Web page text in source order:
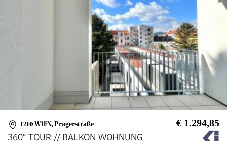
1210 WIEN, Pragerstraße € 1.294,85
360° TOUR // BALKON WOHNUNG